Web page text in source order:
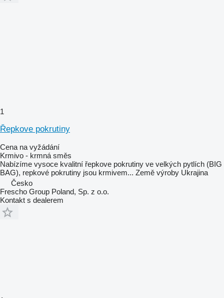
1
Řepkove pokrutiny
Cena na vyžádání
Krmivo - krmná směs
Nabízíme vysoce kvalitní řepkove pokrutiny ve velkých pytlích (BIG
BAG), repkové pokrutiny jsou krmivem... Země výroby Ukrajina
Česko
Frescho Group Poland, Sp. z o.o.
Kontakt s dealerem